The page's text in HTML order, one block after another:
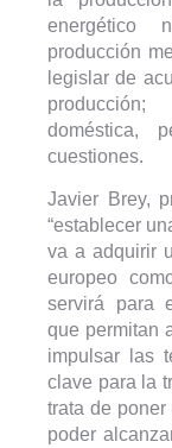
energético
producción
legislar de
doméstica,
cuestiones.
Javier Brey,
“establecer
va a adquirir
europeo
servirá para
que permitan
impulsar las
clave para la
trata de
poder